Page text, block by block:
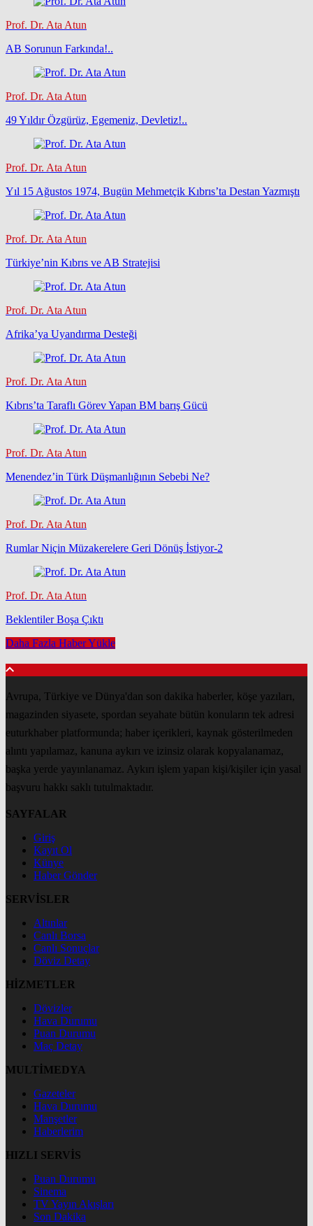
Prof. Dr. Ata Atun
AB Sorunun Farkında!..
Prof. Dr. Ata Atun
49 Yıldır Özgürüz, Egemeniz, Devletiz!..
Prof. Dr. Ata Atun
Yıl 15 Ağustos 1974, Bugün Mehmetçik Kıbrıs’ta Destan Yazmıştı
Prof. Dr. Ata Atun
Türkiye’nin Kıbrıs ve AB Stratejisi
Prof. Dr. Ata Atun
Afrika’ya Uyandırma Desteği
Prof. Dr. Ata Atun
Kıbrıs’ta Taraflı Görev Yapan BM barış Gücü
Prof. Dr. Ata Atun
Menendez’in Türk Düşmanlığının Sebebi Ne?
Prof. Dr. Ata Atun
Rumlar Niçin Müzakerelere Geri Dönüş İstiyor-2
Prof. Dr. Ata Atun
Beklentiler Boşa Çıktı
Daha Fazla Haber Yükle
Avrupa, Türkiye ve Dünya'dan son dakika haberler, köşe yazıları,
magazinden siyasete, spordan seyahate bütün konuların tek adresi
euturkhaber platformunda; haber içerikleri, kaynak gösterilmeden
alıntı yapılamaz, kanuna aykırı ve izinsiz olarak kopyalanamaz,
başka yerde yayınlanamaz. Aykırı işlem yapan kişi/kişiler için yasal
başvuru hakkı saklı tutulmaktadır.
SAYFALAR
Giriş
Kayıt Ol
Künye
Haber Gönder
SERVİSLER
Altınlar
Canlı Borsa
Canlı Sonuçlar
Döviz Detay
HİZMETLER
Dövizler
Hava Durumu
Puan Durumu
Maç Detay
MULTİMEDYA
Gazeteler
Hava Durumu
Manşetler
Haberlerim
HIZLI SERVİS
Puan Durumu
Sinema
TV Yayın Akışları
Son Dakika